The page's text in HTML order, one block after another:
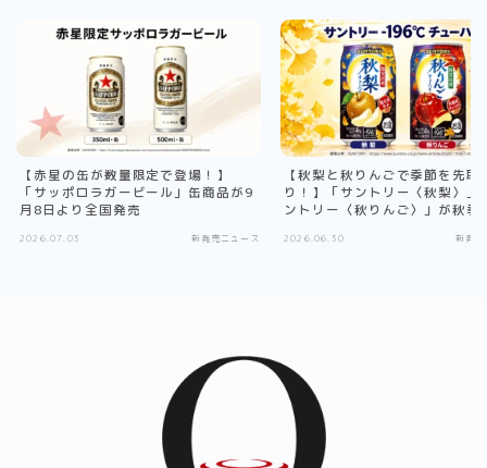
【赤星の缶が数量限定で登場！】
「サッポロラガービール」缶商品が9
月8日より全国発売
2026.07.03 新発売ニュース
【秋梨と秋りんごで季節を先取
り！】「サントリー〈秋梨〉」
ントリー〈秋りんご〉」が秋季
2026.06.30 新発売